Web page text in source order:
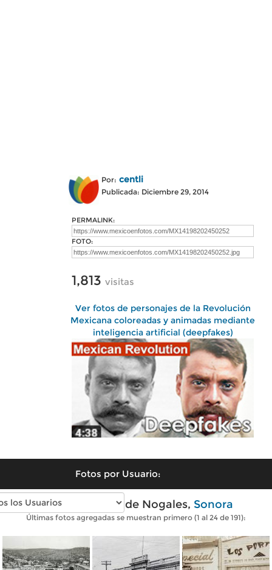
Por: centli
Publicada: Diciembre 29, 2014
PERMALINK:
FOTO:
1,813 visitas
Ver fotos de personajes de la Revolución
Mexicana coloreadas y animadas mediante
inteligencia artificial (deepfakes)
Fotos por Usuario:
Fotos antiguas de Nogales, Sonora
Últimas fotos agregadas se muestran primero (1 al 24 de 191):